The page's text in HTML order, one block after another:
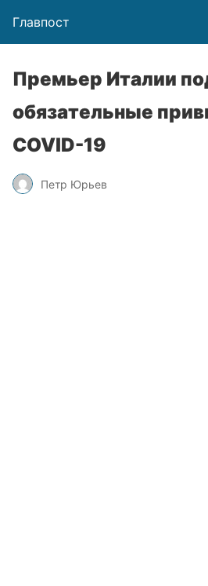
Главпост
Премьер Италии
обязательные
COVID-19
Петр Юрьев